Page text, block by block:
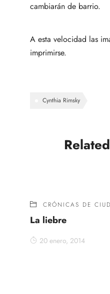
cambiarán de barrio.
A esta velocidad las
imprimirse.
Cynthia Rimsky
CRÓNICAS DE
La liebre
20 enero, 2014